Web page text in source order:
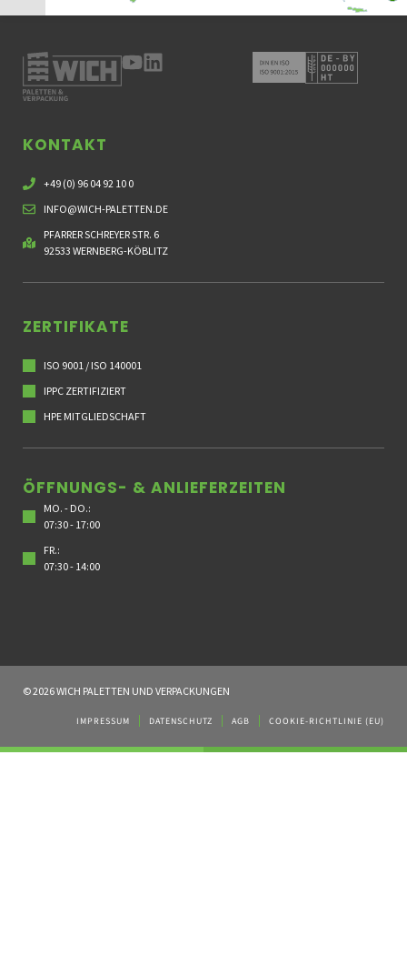
KONTAKT
+49 (0) 96 04 92 10 0
INFO@WICH-PALETTEN.DE
PFARRER SCHREYER STR. 6
92533 WERNBERG-KÖBLITZ
ZERTIFIKATE
ISO 9001 / ISO 140001
IPPC ZERTIFIZIERT
HPE MITGLIEDSCHAFT
ÖFFNUNGS- & ANLIEFERZEITEN
MO. - DO.:
07:30 - 17:00
FR.:
07:30 - 14:00
© 2026 WICH PALETTEN UND VERPACKUNGEN
IMPRESSUM DATENSCHUTZ AGB COOKIE-RICHTLINIE (EU)